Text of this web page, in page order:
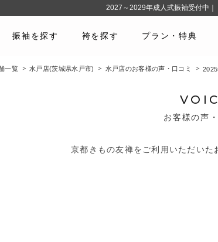
振袖を探す 袴を探す プラン・特典
一覧 水戸店(茨城県水戸市) 水戸店のお客様の声・口コミ
お客様の声
京都きもの友禅をご利用いただい
2027～2029年成人式振袖受付中